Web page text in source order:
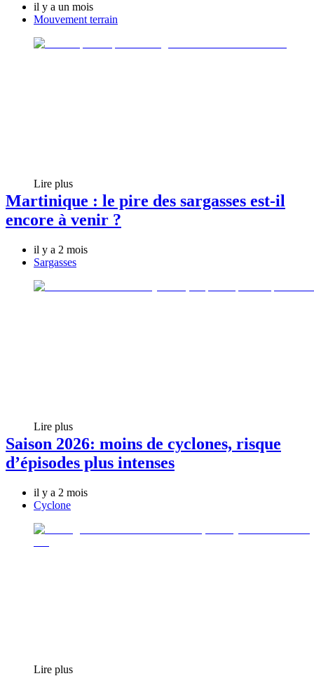
il y a un mois
Mouvement terrain
Lire plus
Martinique : le pire des sargasses est-il
encore à venir ?
il y a 2 mois
Sargasses
Lire plus
Saison 2026: moins de cyclones, risque
d’épisodes plus intenses
il y a 2 mois
Cyclone
Lire plus